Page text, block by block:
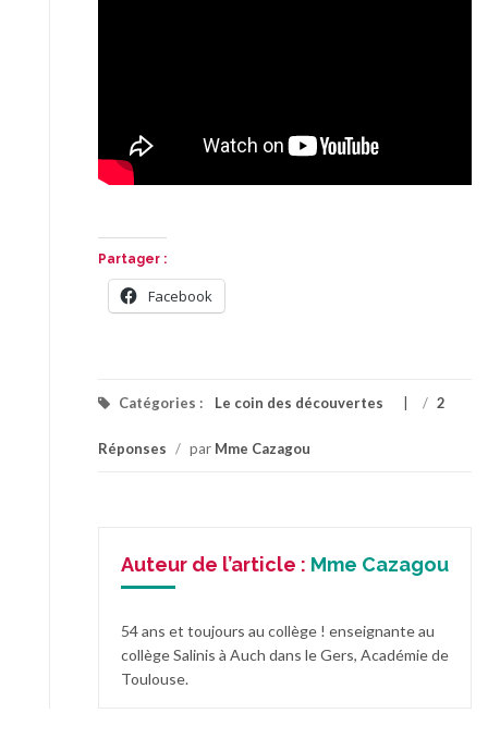
Partager :
Facebook
Catégories : Le coin des découvertes / 2
Réponses / par Mme Cazagou
Auteur de l’article : Mme Cazagou
54 ans et toujours au collège ! enseignante au
collège Salinis à Auch dans le Gers, Académie de
Toulouse.